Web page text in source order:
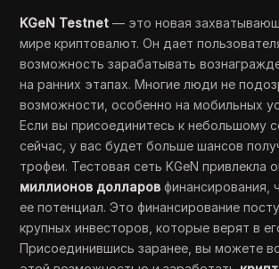
KGeN Testnet — это новая
мире криптовалют. Он дает
возможность зарабатывать
на ранних этапах. Многие люди не
возможности, особенно на мобильных
Если вы присоединитесь к небольшому
сейчас, у вас будет больше шансов
трофеи. Тестовая сеть KGeN привлекла
миллионов долларов финансирования,
ее потенциал. Это финансирование
крупных инвесторов, которые верят в
Присоединившись заранее, вы можете